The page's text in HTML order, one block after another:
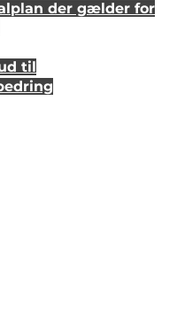
der gælder for
til